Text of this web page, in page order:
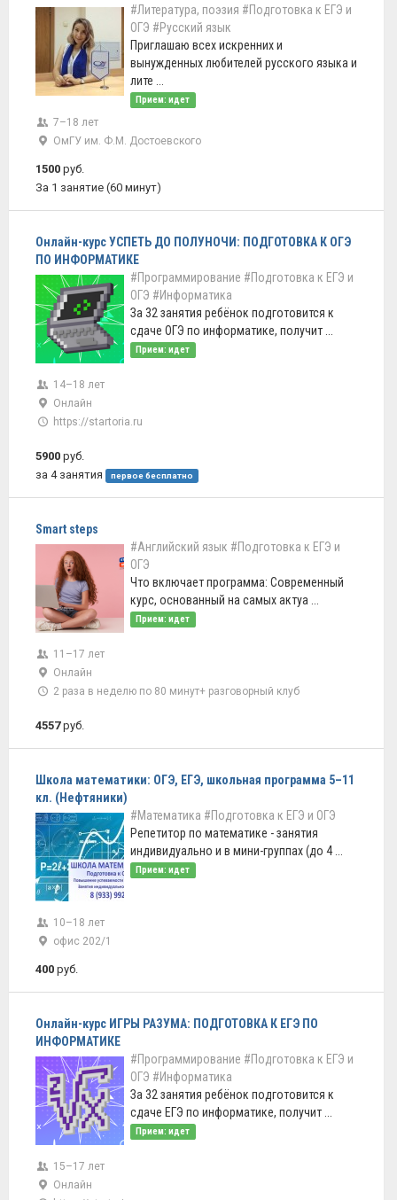
#Литература, поэзия #Подготовка к ЕГЭ и
ОГЭ #Русский язык
Приглашаю всех искренних и
вынужденных любителей русского языка и
лите ...
Прием: идет
7–18 лет
ОмГУ им. Ф.М. Достоевского
1500 руб.
За 1 занятие (60 минут)
Онлайн-курс УСПЕТЬ ДО ПОЛУНОЧИ: ПОДГОТОВКА К ОГЭ
ПО ИНФОРМАТИКЕ
#Программирование #Подготовка к ЕГЭ и
ОГЭ #Информатика
За 32 занятия ребёнок подготовится к
сдаче ОГЭ по информатике, получит ...
Прием: идет
14–18 лет
Онлайн
https://startoria.ru
5900 руб.
за 4 занятия
первое бесплатно
Smart steps
#Английский язык #Подготовка к ЕГЭ и
ОГЭ
Что включает программа: Современный
курс, основанный на самых актуа ...
Прием: идет
11–17 лет
Онлайн
2 раза в неделю по 80 минут+ разговорный клуб
4557руб.
Школа математики: ОГЭ, ЕГЭ, школьная программа 5–11
кл. (Нефтяники)
#Математика #Подготовка к ЕГЭ и ОГЭ
Репетитор по математике - занятия
индивидуально и в мини-группах (до 4 ...
Прием: идет
10–18 лет
офис 202/1
400 руб.
Онлайн-курс ИГРЫ РАЗУМА: ПОДГОТОВКА К ЕГЭ ПО
ИНФОРМАТИКЕ
#Программирование #Подготовка к ЕГЭ и
ОГЭ #Информатика
За 32 занятия ребёнок подготовится к
сдаче ЕГЭ по информатике, получит ...
Прием: идет
15–17 лет
Онлайн